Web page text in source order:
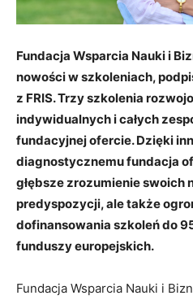
Fundacja Wsparcia Nauki i
nowości w szkoleniach,
z FRIS. Trzy szkolenia
indywidualnych i całych
fundacyjnej ofercie. Dzięki
diagnostycznemu fundacja
głębsze zrozumienie swoich
predyspozycji, ale także
dofinansowania szkoleń do
funduszy europejskich.
Fundacja Wsparcia Nauki i